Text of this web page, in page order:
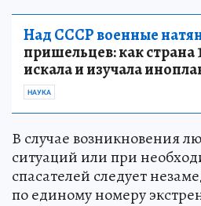
Над СССР военные
пришельцев: как страна
искала и изучала
НАУКА
В случае возникновения
ситуаций или при
спасателей следует
по единому номеру